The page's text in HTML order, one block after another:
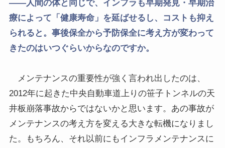
――人間の体と同じで、インフラも早期発見・早期治
療によって「健康寿命」を延ばせるし、コストも抑え
られると。事後保全から予防保全に考え方が変わって
きたのはいつぐらいからなのですか。
メンテナンスの重要性が強く言われ出したのは、
2012年に起きた中央自動車道上りの笹子トンネルの天
井板崩落事故からではないかと思います。あの事故が
メンテナンスの考え方を変える大きな転機になりまし
た。もちろん、それ以前にもインフラメンテナンスに